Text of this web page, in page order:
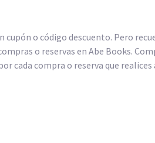
o código descuento. Pero
o reservas en Abe Books.
cada compra o reserva que realices